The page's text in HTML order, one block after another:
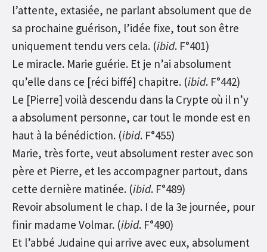
l’attente, extasiée, ne parlant absolument que de
sa prochaine guérison, l’idée fixe, tout son être
uniquement tendu vers cela. (ibid. F°401)
Le miracle. Marie guérie. Et je n’ai absolument
qu’elle dans ce [réci biffé] chapitre. (ibid. F°442)
Le [Pierre] voilà descendu dans la Crypte où il n’y
a absolument personne, car tout le monde est en
haut à la bénédiction. (ibid. F°455)
Marie, très forte, veut absolument rester avec son
père et Pierre, et les accompagner partout, dans
cette dernière matinée. (ibid. F°489)
Revoir absolument le chap. I de la 3e journée, pour
finir madame Volmar. (ibid. F°490)
Et l’abbé Judaine qui arrive avec eux, absolument